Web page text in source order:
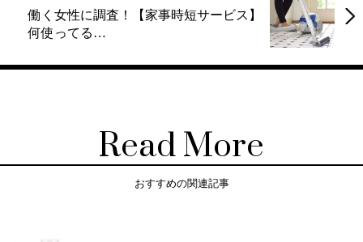
働く女性に調査！【家事時短サービス】
何使ってる…
Read More
おすすめの関連記事